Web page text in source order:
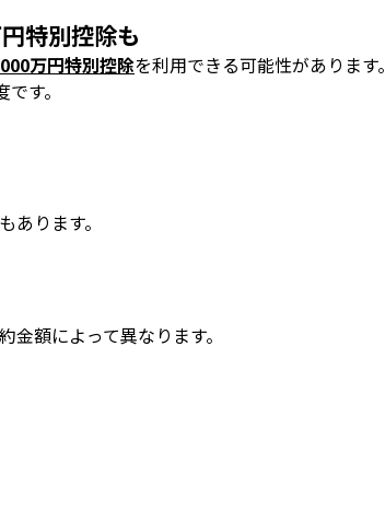
特別控除も
万円特別控除を利用できる可能性があります。
す。
あります。
額によって異なります。